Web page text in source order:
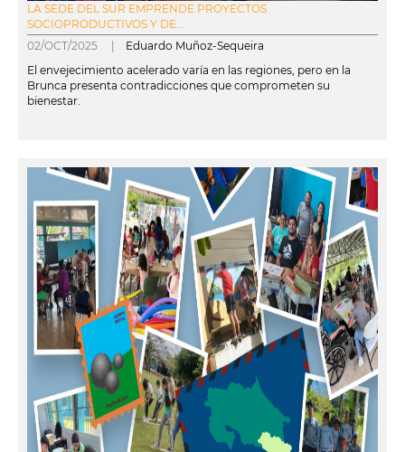
LA SEDE DEL SUR EMPRENDE PROYECTOS
SOCIOPRODUCTIVOS Y DE...
02/OCT/2025 | Eduardo Muñoz-Sequeira
El envejecimiento acelerado varía en las regiones, pero en la
Brunca presenta contradicciones que comprometen su
bienestar.